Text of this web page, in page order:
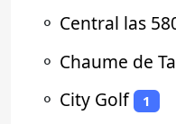
⚬ Central las
⚬ Chaume de
⚬ City Golf 1